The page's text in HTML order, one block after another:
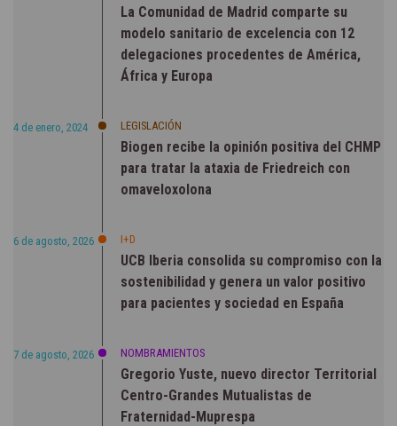
La Comunidad de Madrid comparte su
modelo sanitario de excelencia con 12
delegaciones procedentes de América,
África y Europa
4 de enero, 2024 LEGISLACIÓN
Biogen recibe la opinión positiva del CHMP
para tratar la ataxia de Friedreich con
omaveloxolona
6 de agosto, 2026 I+D
UCB Iberia consolida su compromiso con la
sostenibilidad y genera un valor positivo
para pacientes y sociedad en España
7 de agosto, 2026 NOMBRAMIENTOS
Gregorio Yuste, nuevo director Territorial
Centro-Grandes Mutualistas de
Fraternidad-Muprespa